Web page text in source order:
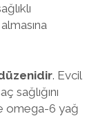
. Evcil
sağlığını
omega-6 yağ